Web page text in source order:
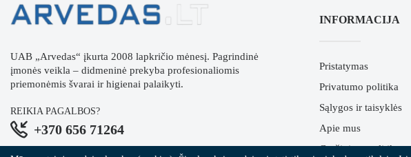
UAB „Arvedas“ įkurta 2008 lapkričio mėnesį. Pagrindinė
įmonės veikla – didmeninė prekyba profesionaliomis
priemonėmis švarai ir higienai palaikyti.
REIKIA PAGALBOS?
+370 656 71264
INFORMACIJA
Pristatymas
Privatumo politika
Sąlygos ir taisyklės
Apie mus
Grąžinimo politika